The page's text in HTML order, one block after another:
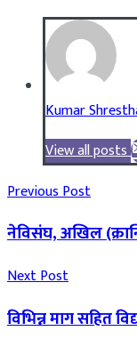
Kumar
View all posts
Previous Post
नेविसंघ, अखिल
Next Post
विभिन्न माग सहित